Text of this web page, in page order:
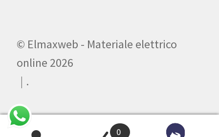
© Elmaxweb - Materiale elettrico
online 2026
.
0